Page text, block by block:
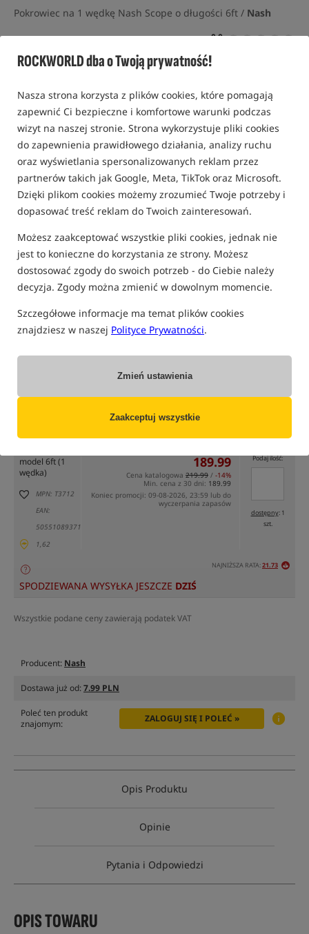
ROCKWORLD dba o Twoją prywatność!
Nasza strona korzysta z plików cookies, które pomagają
zapewnić Ci bezpieczne i komfortowe warunki podczas
wizyt na naszej stronie. Strona wykorzystuje pliki cookies
do zapewnienia prawidłowego działania, analizy ruchu
oraz wyświetlania spersonalizowanych reklam przez
partnerów takich jak Google, Meta, TikTok oraz Microsoft.
Dzięki plikom cookies możemy zrozumieć Twoje potrzeby i
dopasować treść reklam do Twoich zainteresowań.
Możesz zaakceptować wszystkie pliki cookies, jednak nie
jest to konieczne do korzystania ze strony. Możesz
dostosować zgody do swoich potrzeb - do Ciebie należy
decyzja. Zgody można zmienić w dowolnym momencie.
Szczegółowe informacje ma temat plików cookies
znajdziesz w naszej Polityce Prywatności.
Zmień ustawienia
Zaakceptuj wszystkie
Pokrowiec na 1 wędkę Nash Scope o długości 6ft / Nash
0,0
tylko produkty na"naszym magazynie"
Opcja Cena PLN Ilość
model 6ft (1
wędka)
MPN: T3712
EAN:
5055108937128
1,62
189.99
Cena katalogowa 219.99 / -14%
Min. cena z 30 dni: 189.99
Koniec promocji: 09-08-2026, 23:59 lub do
wyczerpania zapasów
Podaj ilość:
dostępny: 1
szt.
NAJNIŻSZA RATA:21.73
SPODZIEWANA WYSYŁKA JESZCZE DZIŚ
Wszystkie podane ceny zawierają podatek VAT
Producent: Nash
Dostawa już od:7.99 PLN
Poleć ten produkt
znajomym:
ZALOGUJ SIĘ I POLEĆ »
Opis Produktu
Opinie
Pytania i Odpowiedzi
OPIS TOWARU